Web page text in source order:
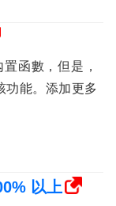
函數，但是，
功能。添加更多
以上